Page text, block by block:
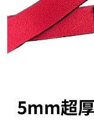
４．使用「AFTEE先
時審查核予不同之上限
請求用戶進行身份認證。
５．嚴禁一人註冊多個
恩沛科技股份有限公司
貨到付款（門市自取
每筆NT$200，滿
國家/地區配送(**下單